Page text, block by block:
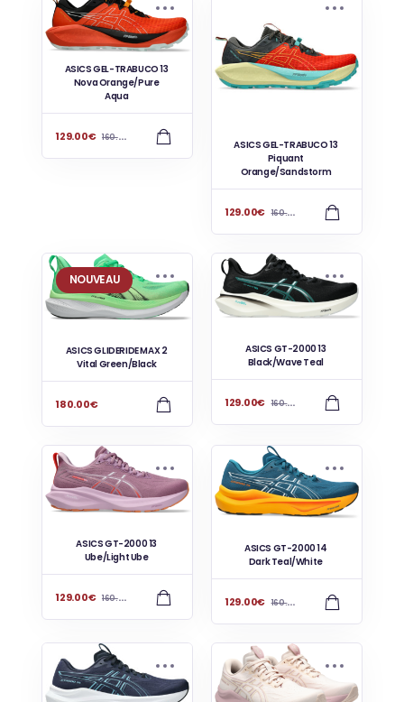
ASICS GEL-TRABUCO 13
Nova Orange/Pure
Aqua
129.00€ 160.00
ASICS GEL-TRABUCO 13
Piquant
Orange/Sandstorm
129.00€ 160.00
NOUVEAU
ASICS GLIDERIDE MAX 2
Vital Green/Black
180.00€
ASICS GT-2000 13
Black/Wave Teal
129.00€ 160.00
ASICS GT-2000 13
Ube/Light Ube
129.00€ 160.00
ASICS GT-2000 14
Dark Teal/White
129.00€ 160.00